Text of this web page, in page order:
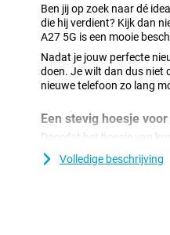
Ben jij op zoek naar dé
die hij verdient? Kijk dan
A27 5G is een mooie
Nadat je jouw perfecte
doen. Je wilt dan dus niet
nieuwe telefoon zo lang
Een stevig hoesje
Doordat het hoesje van
komt nog bij dat kunststof
A27 5G is met dit hoesje
Volledige beschrijving